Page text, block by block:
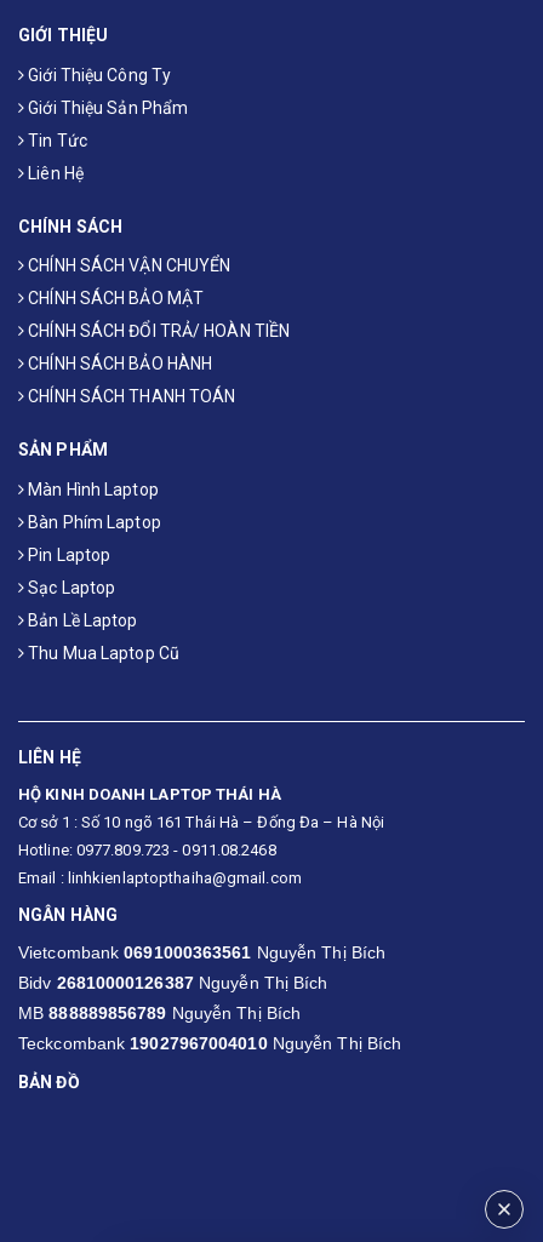
GIỚI THIỆU
Giới Thiệu Công Ty
Giới Thiệu Sản Phẩm
Tin Tức
Liên Hệ
CHÍNH SÁCH
CHÍNH SÁCH VẬN CHUYỂN
CHÍNH SÁCH BẢO MẬT
CHÍNH SÁCH ĐỔI TRẢ/ HOÀN TIỀN
CHÍNH SÁCH BẢO HÀNH
CHÍNH SÁCH THANH TOÁN
SẢN PHẨM
Màn Hình Laptop
Bàn Phím Laptop
Pin Laptop
Sạc Laptop
Bản Lề Laptop
Thu Mua Laptop Cũ
LIÊN HỆ
HỘ KINH DOANH LAPTOP THÁI HÀ
Cơ sở 1 : Số 10 ngõ 161 Thái Hà – Đống Đa – Hà Nội
Hotline: 0977.809.723 - 0911.08.2468
Email : linhkienlaptopthaiha@gmail.com
NGÂN HÀNG
Vietcombank0691000363561 Nguyễn Thị Bích
Bidv 26810000126387Nguyễn Thị Bích
MB888889856789 Nguyễn Thị Bích
Teckcombank19027967004010Nguyễn Thị Bích
BẢN ĐỒ